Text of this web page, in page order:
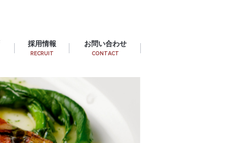
採用情報
RECRUIT
お問い合わせ
CONTACT